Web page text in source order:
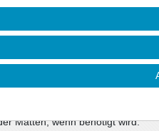
600g/m²) mit Umkettelung
oder im
Matten, wenn benötigt wird.